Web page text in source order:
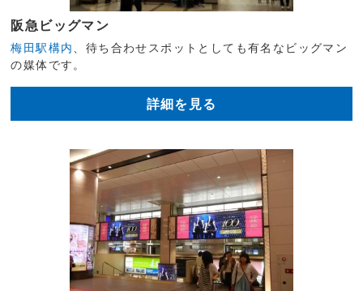
阪急ビッグマン
梅田駅構内、待ち合わせスポットとしても有名なビッグマン
の媒体です。
詳細を見る